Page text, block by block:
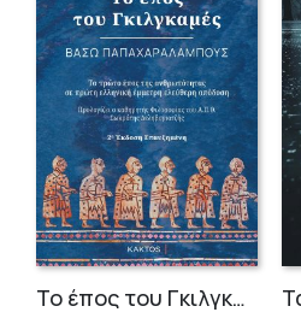
Το έπος του Γκιλγκαμές